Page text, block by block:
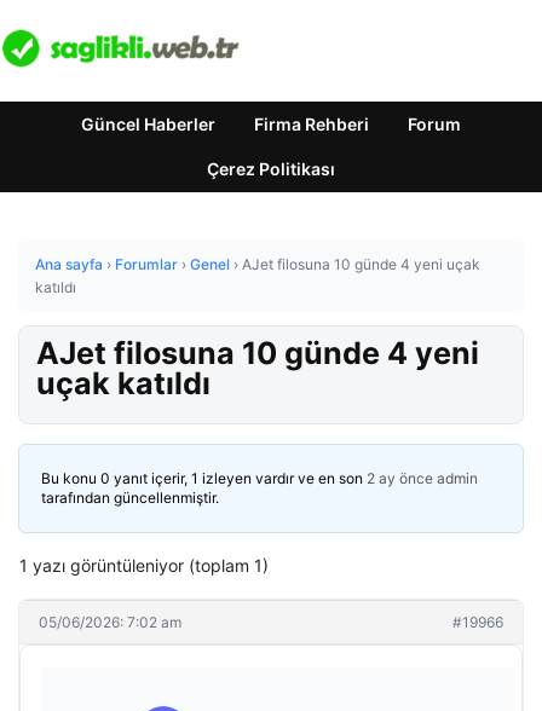
Güncel Haberler Firma Rehberi Forum
Çerez Politikası
Ana sayfa › Forumlar › Genel › AJet filosuna 10 günde 4 yeni uçak
katıldı
AJet filosuna 10 günde 4 yeni
uçak katıldı
Bu konu 0 yanıt içerir, 1 izleyen vardır ve en son 2 ay önce admin
tarafından güncellenmiştir.
1 yazı görüntüleniyor (toplam 1)
05/06/2026: 7:02 am #19966